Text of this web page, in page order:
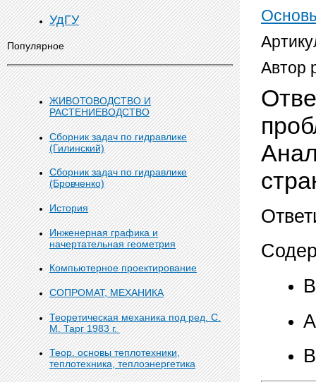
УдГУ
Популярное
ЖИВОТОВОДСТВО И
РАСТЕНИЕВОДСТВО
Сборник задач по гидравлике
(Гилинский)
Сборник задач по гидравлике
(Бровченко)
История
Инженерная графика и
начертательная геометрия
Компьютерное проектирование
СОПРОМАТ, МЕХАНИКА
Теоретическая механика под ред. С.
М. Тарг 1983 г.
Теор. основы теплотехники,
теплотехника, теплоэнергетика
Автор